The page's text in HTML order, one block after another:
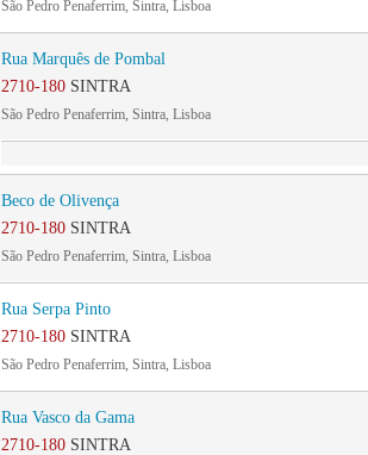
São Pedro Penaferrim, Sintra, Lisboa
Rua Marquês de Pombal
2710-180 SINTRA
São Pedro Penaferrim, Sintra, Lisboa
Beco de Olivença
2710-180 SINTRA
São Pedro Penaferrim, Sintra, Lisboa
Rua Serpa Pinto
2710-180 SINTRA
São Pedro Penaferrim, Sintra, Lisboa
Rua Vasco da Gama
2710-180 SINTRA